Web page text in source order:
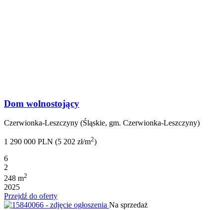
Dom wolnostojący
Czerwionka-Leszczyny (Śląskie, gm. Czerwionka-Leszczyny)
1 290 000 PLN (5 202 zł/m2)
6
2
248 m2
2025
Przejdź do oferty
Na sprzedaż